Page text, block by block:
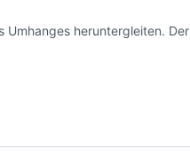
Umhanges heruntergleiten. Der